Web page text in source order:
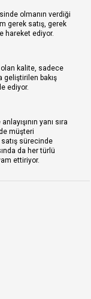
olmanın verdiği
gerek satış, gerek
hareket ediyor.
kalite, sadece
bakış
ediyor.
yanı sıra
müşteri
sürecinde
da her türlü
ettiriyor.